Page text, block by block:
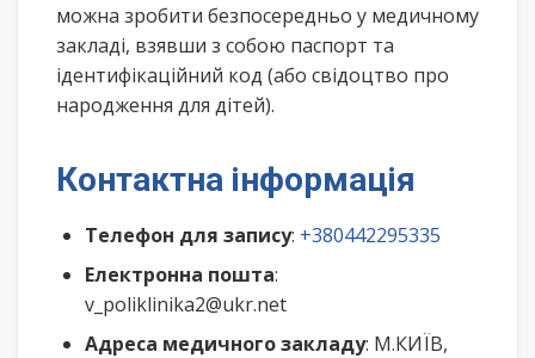
можна зробити безпосередньо у медичному
закладі, взявши з собою паспорт та
ідентифікаційний код (або свідоцтво про
народження для дітей).
Контактна інформація
Телефон для запису: +380442295335
Електронна пошта:
v_poliklinika2@ukr.net
Адреса медичного закладу: М.КИЇВ,